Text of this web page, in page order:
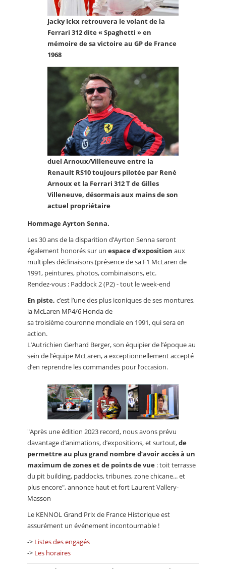
Jacky Ickx retrouvera le volant de la
Ferrari 312 dite « Spaghetti » en
mémoire de sa victoire au GP de France
1968
duel Arnoux/Villeneuve entre la
Renault RS10 toujours pilotée par René
Arnoux et la Ferrari 312 T de Gilles
Villeneuve, désormais aux mains de son
actuel propriétaire
Hommage Ayrton Senna.
Les 30 ans de la disparition d’Ayrton Senna seront
également honorés sur un espace d’exposition aux
multiples déclinaisons (présence de sa F1 McLaren de
1991, peintures, photos, combinaisons, etc.
Rendez-vous : Paddock 2 (P2) - tout le week-end
En piste, c’est l’une des plus iconiques de ses montures,
la McLaren MP4/6 Honda de
sa troisième couronne mondiale en 1991, qui sera en
action.
L’Autrichien Gerhard Berger, son équipier de l’époque au
sein de l’équipe McLaren, a exceptionnellement accepté
d’en reprendre les commandes pour l’occasion.
"Après une édition 2023 record, nous avons prévu
davantage d’animations, d’expositions, et surtout,de
permettre au plus grand nombre d’avoir accès à un
maximum de zones et de points de vue : toit terrasse
du pit building, paddocks, tribunes, zone chicane... et
plus encore", annonce haut et fort Laurent Vallery-
Masson
Le KENNOL Grand Prix de France Historique est
assurément un événement incontournable !
-> Listes des engagés
-> Les horaires